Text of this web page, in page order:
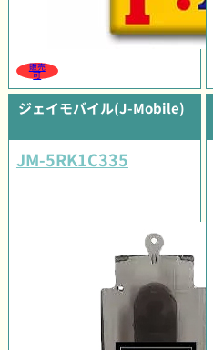
販売
可
ジェイモバイル(J-Mobile)
JM-5RK1C335